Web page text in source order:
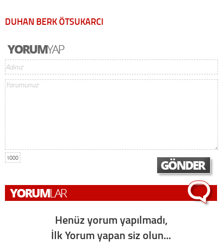
DUHAN BERK ÖTSUKARCI
1000
Henüz yorum yapılmadı,
İlk Yorum yapan siz olun...